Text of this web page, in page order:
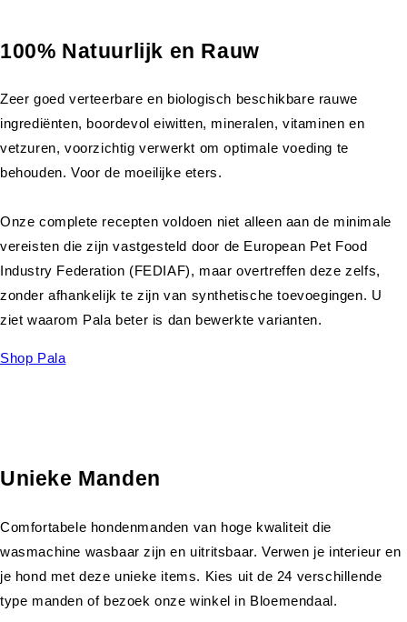
100% Natuurlijk en Rauw
Zeer goed verteerbare en biologisch beschikbare rauwe
ingrediënten, boordevol eiwitten, mineralen, vitaminen en
vetzuren, voorzichtig verwerkt om optimale voeding te
behouden. Voor de moeilijke eters.
Onze complete recepten voldoen niet alleen aan de minimale
vereisten die zijn vastgesteld door de European Pet Food
Industry Federation (FEDIAF), maar overtreffen deze zelfs,
zonder afhankelijk te zijn van synthetische toevoegingen. U
ziet waarom Pala beter is dan bewerkte varianten.
Shop Pala
Unieke Manden
Comfortabele hondenmanden van hoge kwaliteit die
wasmachine wasbaar zijn en uitritsbaar. Verwen je interieur en
je hond met deze unieke items. Kies uit de 24 verschillende
type manden of bezoek onze winkel in Bloemendaal.